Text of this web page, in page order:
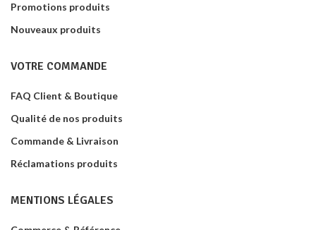
Promotions produits
Nouveaux produits
VOTRE COMMANDE
FAQ Client & Boutique
Qualité de nos produits
Commande & Livraison
Réclamations produits
MENTIONS LÉGALES